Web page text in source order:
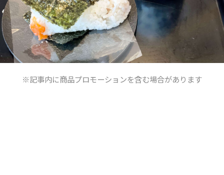
※記事内に商品プロモーションを含む場合があります